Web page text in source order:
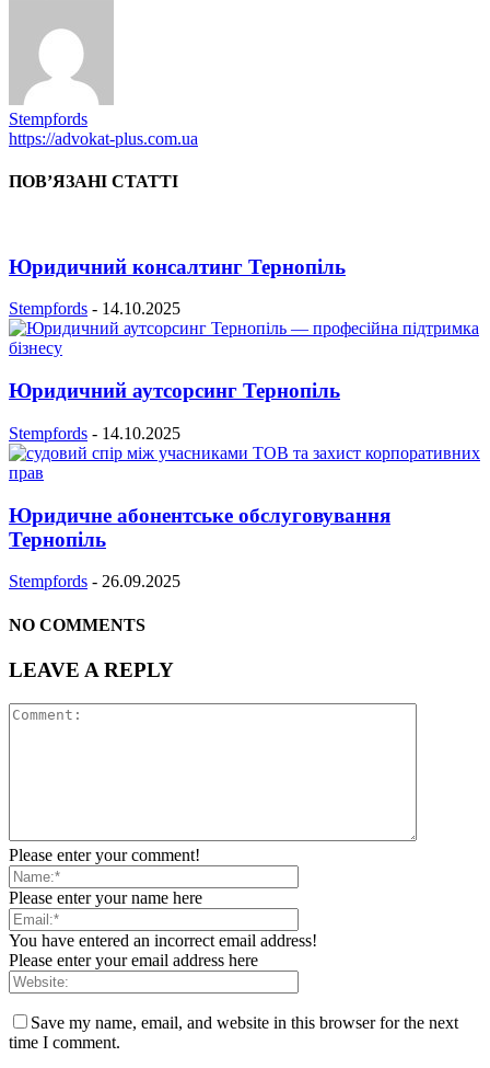
Stempfords
https://advokat-plus.com.ua
ПОВ’ЯЗАНІ СТАТТІ
Юридичний консалтинг Тернопіль
Stempfords - 14.10.2025
Юридичний аутсорсинг Тернопіль
Stempfords - 14.10.2025
Юридичне абонентське обслуговування
Тернопіль
Stempfords - 26.09.2025
NO COMMENTS
LEAVE A REPLY
Please enter your comment!
Please enter your name here
You have entered an incorrect email address!
Please enter your email address here
Save my name, email, and website in this browser for the next
time I comment.